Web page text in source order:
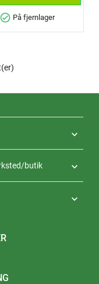
check_circle På fjernlager


butik
